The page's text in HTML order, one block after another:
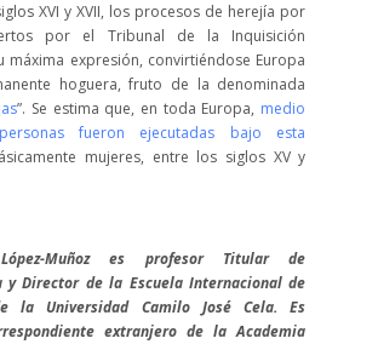
XVI y XVII, los procesos de herejía por
por el Tribunal de la Inquisición
máxima expresión, convirtiéndose Europa
hoguera, fruto de la denominada
”. Se estima que, en toda Europa, medio
fueron ejecutadas bajo esta
mujeres, entre los siglos XV y
Muñoz es profesor Titular de
y Director de la Escuela Internacional de
la Universidad Camilo José Cela. Es
extranjero de la Academia